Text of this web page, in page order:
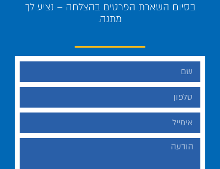
בסיום השארת הפרטים בהצלחה – נציע לך
מתנה.